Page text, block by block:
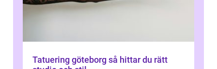
Tatuering göteborg så hittar du rätt